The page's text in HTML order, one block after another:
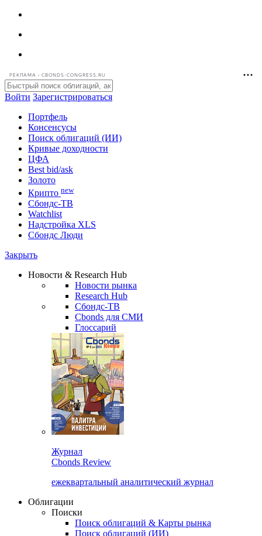
РЕКЛАМА • CBONDS-CONGRESS.RU
Войти Зарегистрироваться
Портфель
Консенсусы
Поиск облигаций (ИИ)
Кривые доходности
ЦФА
Best bid/ask
Золото
Крипто new
Watchlist
Сбондс Люди
Новости & Research Hub
Новости рынка
Research Hub
Сбондс-ТВ
Cbonds для СМИ
Глоссарий
Cbonds Review
ежеквартальный аналитический журнал